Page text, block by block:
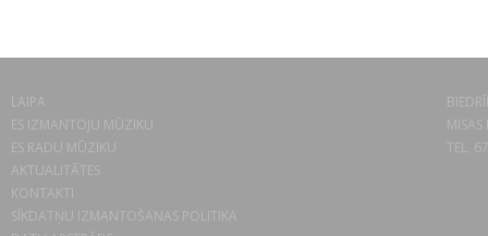
LAIPA
ES IZMANTOJU MŪZIKU
ES RADU MŪZIKU
AKTUALITĀTES
KONTAKTI
SĪKDATŅU IZMANTOŠANAS POLITIKA
TEL.